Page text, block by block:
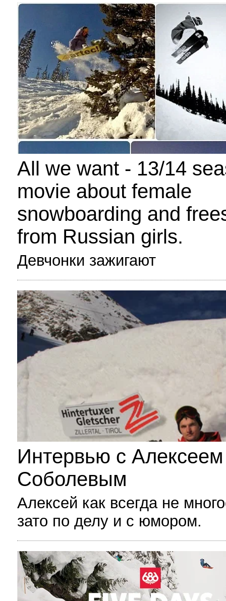
All we want - 13/14
movie about female
snowboarding and
from Russian girls.
Девчонки зажигают
Интервью с Алексеем
Соболевым
Алексей как всегда не
зато по делу и с юмором.